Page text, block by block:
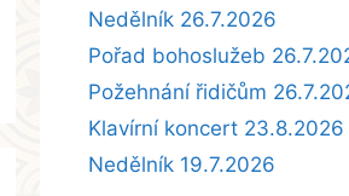
Nedělník 26.7.2026
Pořad bohoslužeb
Požehnání řidičům
Klavírní koncert 23.8.2026
Nedělník 19.7.2026